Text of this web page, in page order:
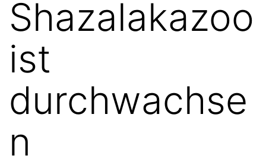
Shazalakazoo
ist
durchwachse
n